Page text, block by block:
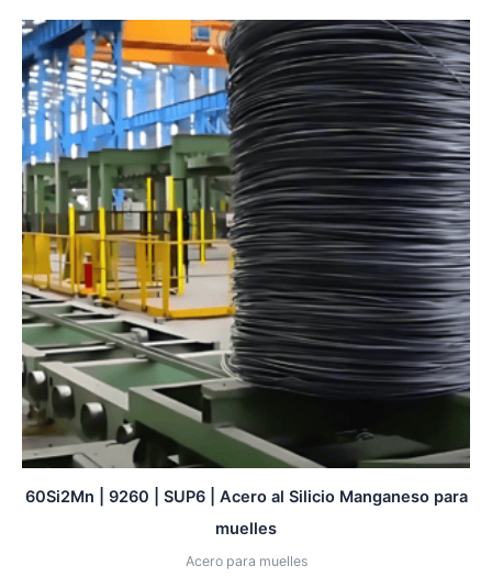
60Si2Mn | 9260 | SUP6 | Acero al Silicio Manganeso para
muelles
Acero para muelles